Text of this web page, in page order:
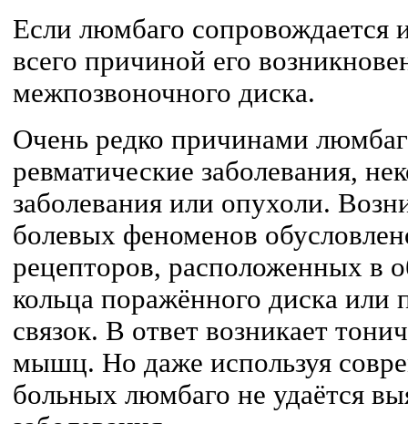
Если люмбаго сопровождается
всего причиной его
межпозвоночного диска.
Очень редко причинами
ревматические заболевания,
заболевания или опухоли.
болевых феноменов
рецепторов, расположенных в
кольца поражённого диска
связок. В ответ возникает
мышц. Но даже используя
больных люмбаго не удаётся